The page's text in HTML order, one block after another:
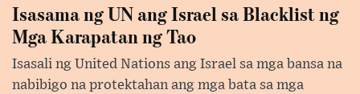
Isasama ng UN ang Israel sa Blacklist ng
Mga Karapatan ng Tao
Isasali ng United Nations ang Israel sa mga bansa na
nabibigo na protektahan ang mga bata sa mga